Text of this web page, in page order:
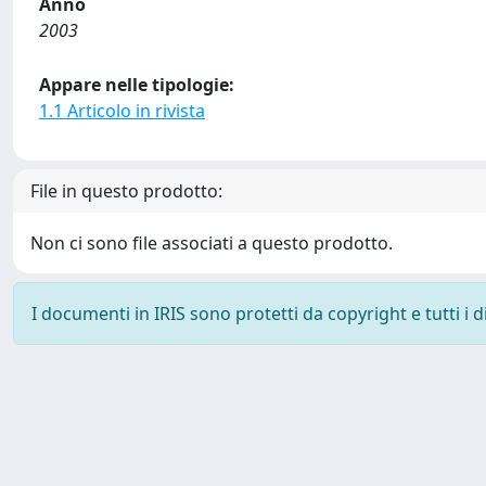
2003
Appare nelle tipologie:
1.1 Articolo in rivista
File in questo prodotto:
Non ci sono file associati a questo prodotto.
I documenti in IRIS sono protetti da copyright e tutti i